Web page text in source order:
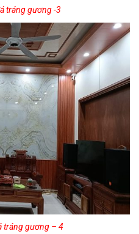
tráng gương -3
tráng gương – 4